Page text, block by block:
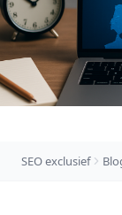
SEO exclusief